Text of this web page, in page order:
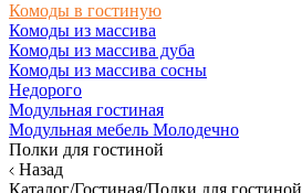
Комоды в гостиную
Комоды из массива
Комоды из массива дуба
Комоды из массива сосны
Недорого
Модульная гостиная
Модульная мебель Молодечно
Полки для гостиной
Назад
Каталог/Гостиная/Полки для гостиной